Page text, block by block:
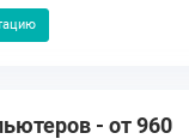
- от 960